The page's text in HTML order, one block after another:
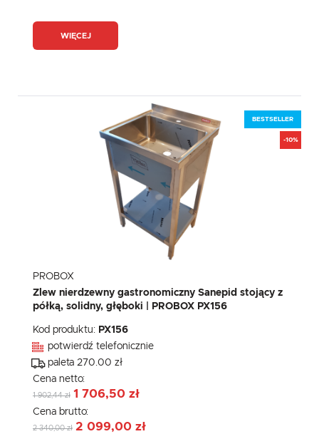
WIĘCEJ
BESTSELLER
-10%
PROBOX
Zlew nierdzewny gastronomiczny Sanepid stojący z
półką, solidny, głęboki | PROBOX PX156
Kod produktu: PX156
potwierdź telefonicznie
paleta 270.00 zł
Cena netto:
1 902,44 zł 1 706,50 zł
Cena brutto:
2 340,00 zł 2 099,00 zł